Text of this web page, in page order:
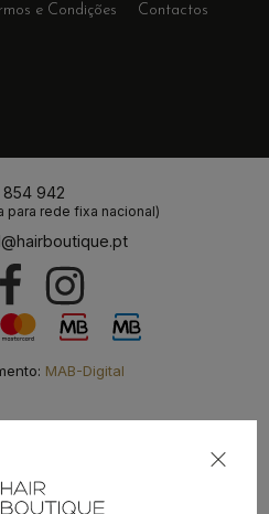
e Condições Contactos
854 942
para rede fixa nacional)
MAB-Digital